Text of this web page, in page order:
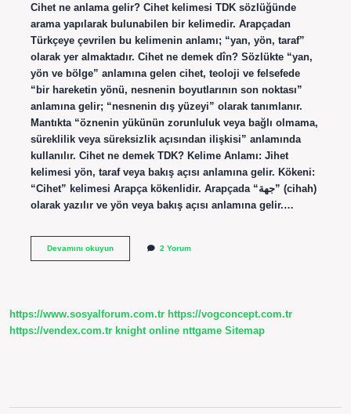
Cihet ne anlama gelir? Cihet kelimesi TDK sözlüğünde
arama yapılarak bulunabilen bir kelimedir. Arapçadan
Türkçeye çevrilen bu kelimenin anlamı; “yan, yön, taraf”
olarak yer almaktadır. Cihet ne demek dîn? Sözlükte “yan,
yön ve bölge” anlamına gelen cihet, teoloji ve felsefede
“bir hareketin yönü, nesnenin boyutlarının son noktası”
anlamına gelir; “nesnenin dış yüzeyi” olarak tanımlanır.
Mantıkta “öznenin yükünün zorunluluk veya bağlı olmama,
süreklilik veya süreksizlik açısından ilişkisi” anlamında
kullanılır. Cihet ne demek TDK? Kelime Anlamı: Jihet
kelimesi yön, taraf veya bakış açısı anlamına gelir. Kökeni:
“Cihet” kelimesi Arapça kökenlidir. Arapçada “جهة” (cihah)
olarak yazılır ve yön veya bakış açısı anlamına gelir.…
Devamını okuyunCihet
2 Yorum
https://www.sosyalforum.com.tr https://vogconcept.com.tr
https://vendex.com.tr knight online nttgame Sitemap